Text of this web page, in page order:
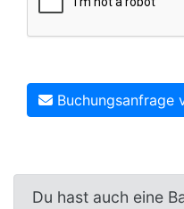
Buchungsanfrage
Du hast auch eine